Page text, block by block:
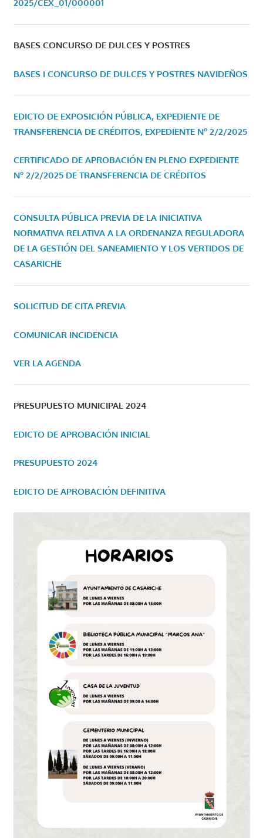
2025/CEX_01/000001
BASES CONCURSO DE DULCES Y POSTRES
BASES I CONCURSO DE DULCES Y POSTRES NAVIDEÑOS
EDICTO DE EXPOSICIÓN PÚBLICA, EXPEDIENTE DE
TRANSFERENCIA DE CRÉDITOS, EXPEDIENTE Nº 2/2/2025
CERTIFICADO DE APROBACIÓN EN PLENO EXPEDIENTE
Nº 2/2/2025 DE TRANSFERENCIA DE CRÉDITOS
CONSULTA PÚBLICA PREVIA DE LA INICIATIVA
NORMATIVA RELATIVA A LA ORDENANZA REGULADORA
DE LA GESTIÓN DEL SANEAMIENTO Y LOS VERTIDOS DE
CASARICHE
SOLICITUD DE CITA PREVIA
COMUNICAR INCIDENCIA
VER LA AGENDA
PRESUPUESTO MUNICIPAL 2024
EDICTO DE APROBACIÓN INICIAL
PRESUPUESTO 2024
EDICTO DE APROBACIÓN DEFINITIVA